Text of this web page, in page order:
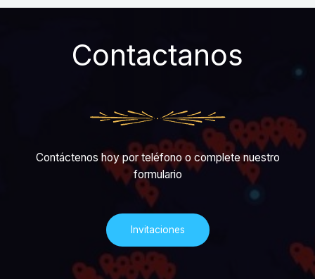
Contactanos
Contáctenos hoy por teléfono o complete nuestro
formulario
Invitaciones